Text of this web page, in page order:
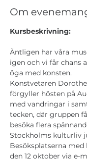
Om
Kursbeskrivning:
Äntligen har våra
igen och vi får chans
öga med konsten.
Konstvetaren
förgyller hösten på
med vandringar i
tecken, där gruppen
besöka flera
Stockholms kulturliv
Besöksplatserna
den 12 oktober via e-